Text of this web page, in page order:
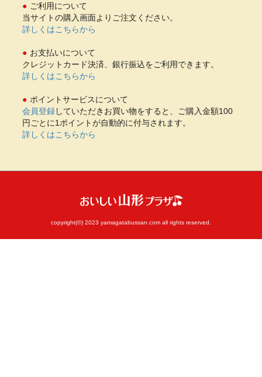
ご利用について
当サイトの購入画面よりご注文ください。
詳しくはこちらから
お支払いについて
クレジットカード決済、銀行振込をご利用できます。
詳しくはこちらから
ポイントサービスについて
会員登録していただきお買い物をすると、ご購入金額100
円ごとに1ポイントが自動的に付与されます。
詳しくはこちらから
copyright(©) 2023 yamagatabussan.com all rights reserved.